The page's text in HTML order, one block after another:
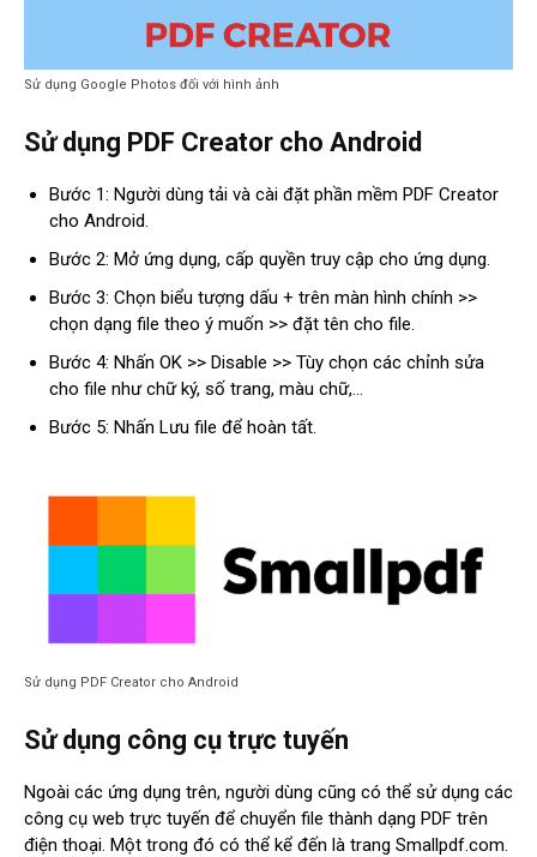
Sử dụng Google Photos đối với hình ảnh
Sử dụng PDF Creator cho Android
Bước 1: Người dùng tải và cài đặt phần mềm PDF Creator
cho Android.
Bước 2: Mở ứng dụng, cấp quyền truy cập cho ứng dụng.
Bước 3: Chọn biểu tượng dấu + trên màn hình chính >>
chọn dạng file theo ý muốn >> đặt tên cho file.
Bước 4: Nhấn OK >> Disable >> Tùy chọn các chỉnh sửa
cho file như chữ ký, số trang, màu chữ,…
Bước 5: Nhấn Lưu file để hoàn tất.
Sử dụng PDF Creator cho Android
Sử dụng công cụ trực tuyến
Ngoài các ứng dụng trên, người dùng cũng có thể sử dụng các
công cụ web trực tuyến để chuyển file thành dạng PDF trên
điện thoại. Một trong đó có thể kể đến là trang Smallpdf.com.